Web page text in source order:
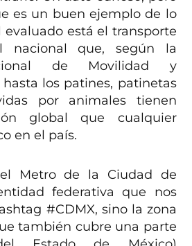
es un buen ejemplo de lo
está el transporte
nacional que, según la
de Movilidad y
hasta los patines, patinetas
por animales tienen
global que cualquier
en el país.
Metro de la Ciudad de
federativa que nos
#CDMX, sino la zona
también cubre una parte